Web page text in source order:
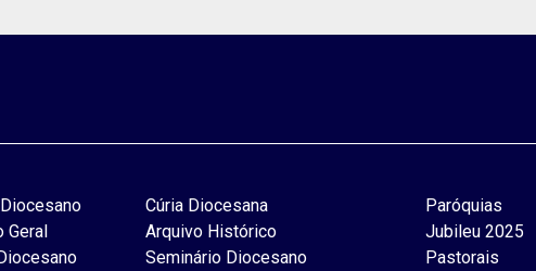
Geral
Cúria Diocesana
Arquivo Histórico
Seminário Diocesano
Paróquias
Jubileu 2025
Pastorais